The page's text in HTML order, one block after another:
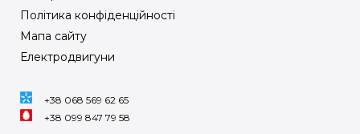
Політика конфіденційності
Мапа сайту
Електродвигуни
+38 068 569 62 65
+38 099 847 79 58